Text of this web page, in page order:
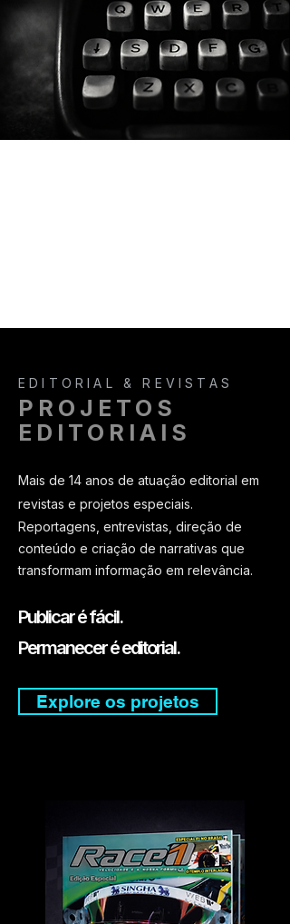
EDITORIAL & REVISTAS
PROJETOS
EDITORIAIS
Mais de 14 anos de atuação editorial em
revistas e projetos especiais.
Reportagens, entrevistas, direção de
conteúdo e criação de narrativas que
transformam informação em relevância.
Publicar é fácil.
Permanecer é editorial.
Explore os projetos